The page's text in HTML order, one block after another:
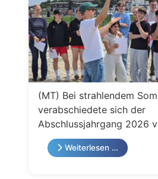
(MT) Bei strahlendem
verabschiedete sich der
Abschlussjahrgang 2026
Weiterlesen …